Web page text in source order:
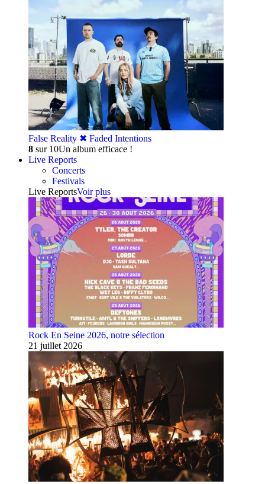
False Reality ✖︎ Faded Intentions
8 sur 10Un album efficace !
Live Reports
Concerts
Festivals
Live ReportsVoir plus
Rock En Seine 2026, notre sélection
21 juillet 2026